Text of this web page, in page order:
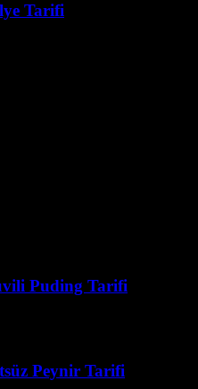
Tarifi
Puding Tarifi
Peynir Tarifi